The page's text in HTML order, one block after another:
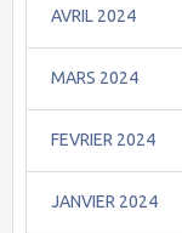
AVRIL 2024
MARS 2024
FEVRIER 2024
JANVIER 2024